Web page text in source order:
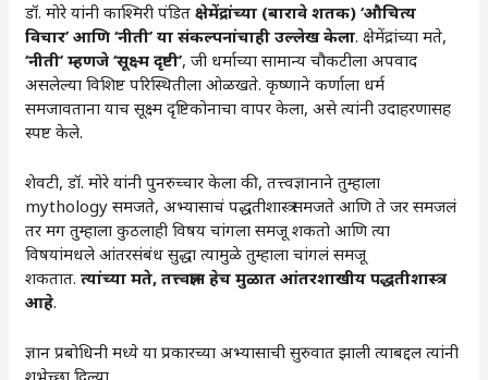
डॉ. मोरे यांनी काश्मिरी पंडितक्षेमेंद्रांच्या (बारावे शतक) ‘औचित्य
विचार’ आणि ‘नीती’ या संकल्पनांचाही उल्लेख केला. क्षेमेंद्रांच्या मते,
‘नीती’ म्हणजे ‘सूक्ष्म दृष्टी’, जी धर्माच्या सामान्य चौकटीला अपवाद
असलेल्या विशिष्ट परिस्थितीला ओळखते. कृष्णाने कर्णाला धर्म
समजावताना याच सूक्ष्म दृष्टिकोनाचा वापर केला, असे त्यांनी उदाहरणासह
स्पष्ट केले.
शेवटी, डॉ. मोरे यांनी पुनरुच्चार केला की, तत्त्वज्ञानाने तुम्हाला
mythology समजते, अभ्यासाचं पद्धतीशास्त्र समजते आणि ते जर समजलं
तर मग तुम्हाला कुठलाही विषय चांगला समजू शकतो आणि त्या
विषयांमधले आंतरसंबंध सुद्धा त्यामुळे तुम्हाला चांगलं समजू
शकतात.त्यांच्या मते, तत्त्वज्ञान हेच मुळात आंतरशाखीय पद्धतीशास्त्र
आहे.
ज्ञान प्रबोधिनी मध्ये या प्रकारच्या अभ्यासाची सुरुवात झाली त्याबद्दल त्यांनी